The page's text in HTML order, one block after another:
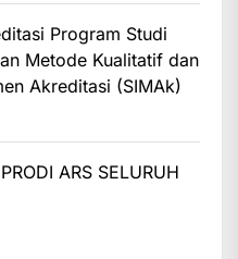
Program Studi
Metode Kualitatif dan
Akreditasi (SIMAk)
ARS SELURUH